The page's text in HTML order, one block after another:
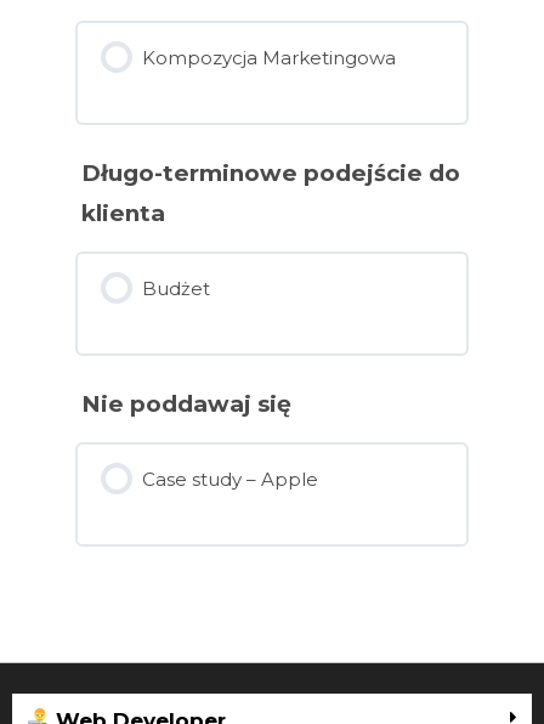
Kompozycja Marketingowa
Długo-terminowe podejście do
klienta
Budżet
Nie poddawaj się
Case study – Apple